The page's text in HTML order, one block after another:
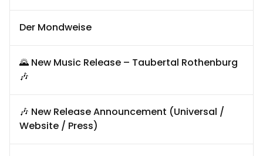
Der Mondweise
🌄 New Music Release – Taubertal Rothenburg
🎶
🎶 New Release Announcement (Universal /
Website / Press)